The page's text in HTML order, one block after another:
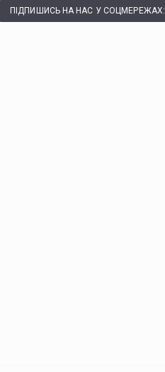
ПІДПИШИСЬ НА НАС У СОЦМЕРЕЖАХ: